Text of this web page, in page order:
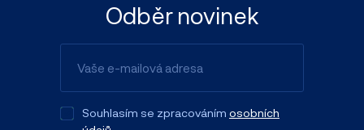
Odběr novinek
Souhlasím se zpracováním osobních